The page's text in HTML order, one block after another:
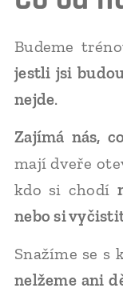
Budeme
jestli jsi
nejde.
Zajímá nás,
mají dveře
kdo si chodí
nebo si
Snažíme se s
nelžeme ani